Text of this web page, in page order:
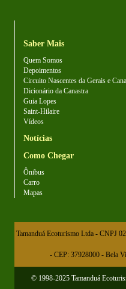
Saber Mais
Quem Somos
Depoimentos
Circuito Nascentes da Gerais e
Dicionário da Canastra
Guia Lopes
Saint-Hilaire
Vídeos
Notícias
Como Chegar
Ônibus
Carro
Mapas
Tamanduá Ecoturismo Ltda - CNPJ
- CEP: 37928000 - Bela
© 1998-2025 Tamanduá